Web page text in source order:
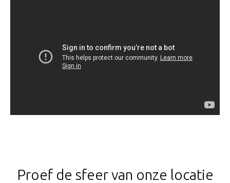
Proef de sfeer van onze locatie